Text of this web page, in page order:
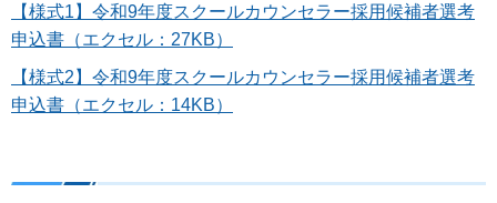
【様式1】令和9年度スクールカウンセラー採用候補者選考
申込書（エクセル：27KB）
【様式2】令和9年度スクールカウンセラー採用候補者選考
申込書（エクセル：14KB）